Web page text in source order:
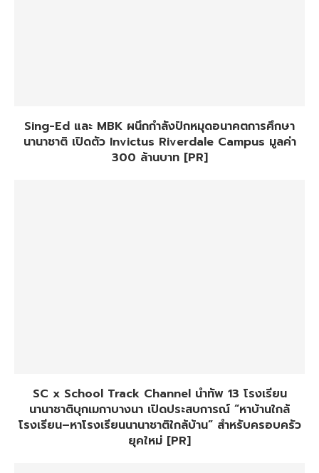
Sing-Ed และ MBK ผนึกกำลังปักหมุดอนาคตการศึกษา
นานาชาติ เปิดตัว Invictus Riverdale Campus มูลค่า
300 ล้านบาท [PR]
SC x School Track Channel นำทัพ 13 โรงเรียน
นานาชาติบุกเมกาบางนา เปิดประสบการณ์ “หาบ้านใกล้
โรงเรียน–หาโรงเรียนนานาชาติใกล้บ้าน” สำหรับครอบครัว
ยุคใหม่ [PR]